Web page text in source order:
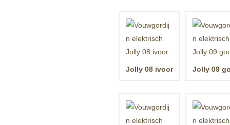
Jolly 08 ivoor Jolly 09